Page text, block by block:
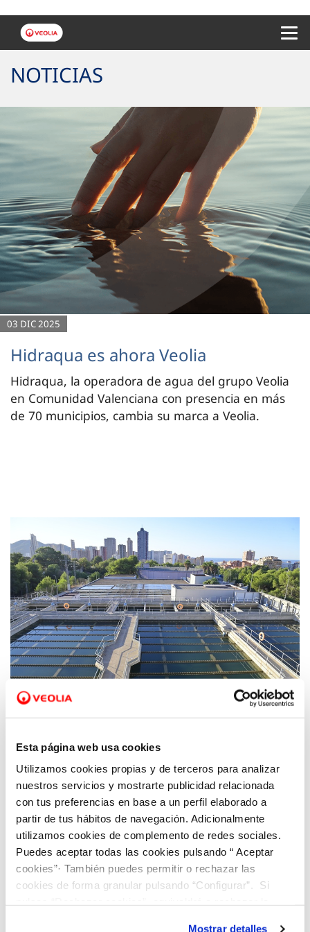
Esta página web usa cookies
Utilizamos cookies propias y de terceros para analizar
nuestros servicios y mostrarte publicidad relacionada
con tus preferencias en base a un perfil elaborado a
partir de tus hábitos de navegación. Adicionalmente
utilizamos cookies de complemento de redes sociales.
Puedes aceptar todas las cookies pulsando “ Aceptar
cookies”· También puedes permitir o rechazar las
cookies de forma granular pulsando “Configurar”. Si
Mostrar detalles
NOTICIAS
03 DIC 2025
Hidraqua es ahora Veolia
Hidraqua, la operadora de agua del grupo Veolia
en Comunidad Valenciana con presencia en más
de 70 municipios, cambia su marca a Veolia.
09 MAR 2026
infraestructuras de agua potable de
Benidorm ha convertido la ciudad en
referente en eficiencia y sostenibilidad